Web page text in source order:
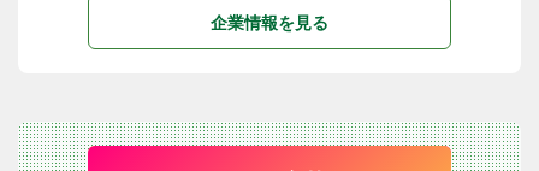
企業情報を見る